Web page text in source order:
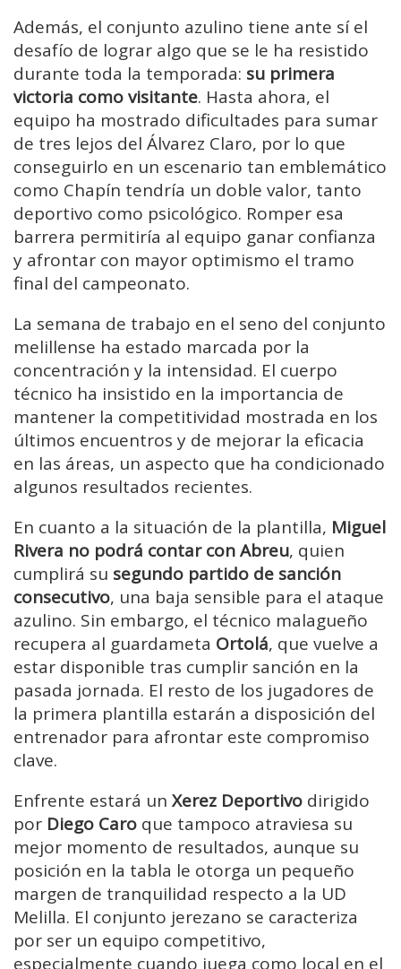
Además, el conjunto azulino tiene ante sí el
desafío de lograr algo que se le ha resistido
durante toda la temporada: su primera
victoria como visitante. Hasta ahora, el
equipo ha mostrado dificultades para sumar
de tres lejos del Álvarez Claro, por lo que
conseguirlo en un escenario tan emblemático
como Chapín tendría un doble valor, tanto
deportivo como psicológico. Romper esa
barrera permitiría al equipo ganar confianza
y afrontar con mayor optimismo el tramo
final del campeonato.
La semana de trabajo en el seno del conjunto
melillense ha estado marcada por la
concentración y la intensidad. El cuerpo
técnico ha insistido en la importancia de
mantener la competitividad mostrada en los
últimos encuentros y de mejorar la eficacia
en las áreas, un aspecto que ha condicionado
algunos resultados recientes.
En cuanto a la situación de la plantilla, Miguel
Rivera no podrá contar con Abreu, quien
cumplirá su segundo partido de sanción
consecutivo, una baja sensible para el ataque
azulino. Sin embargo, el técnico malagueño
recupera al guardameta Ortolá, que vuelve a
estar disponible tras cumplir sanción en la
pasada jornada. El resto de los jugadores de
la primera plantilla estarán a disposición del
entrenador para afrontar este compromiso
clave.
Enfrente estará un Xerez Deportivo dirigido
por Diego Caro que tampoco atraviesa su
mejor momento de resultados, aunque su
posición en la tabla le otorga un pequeño
margen de tranquilidad respecto a la UD
Melilla. El conjunto jerezano se caracteriza
por ser un equipo competitivo,
especialmente cuando juega como local en el